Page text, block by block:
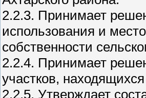
2.2.3. Принимает
использования и
собственности
2.2.4. Принимает
участков,
2.2.5. Утверждает